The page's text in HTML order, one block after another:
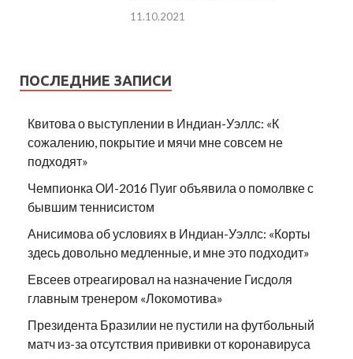
11.10.2021
ПОСЛЕДНИЕ ЗАПИСИ
Квитова о выступлении в Индиан-Уэллс: «К
сожалению, покрытие и мячи мне совсем не
подходят»
Чемпионка ОИ-2016 Пуиг объявила о помолвке с
бывшим теннисистом
Анисимова об условиях в Индиан-Уэллс: «Корты
здесь довольно медленные, и мне это подходит»
Евсеев отреагировал на назначение Гисдоля
главным тренером «Локомотива»
Президента Бразилии не пустили на футбольный
матч из-за отсутствия прививки от коронавируса